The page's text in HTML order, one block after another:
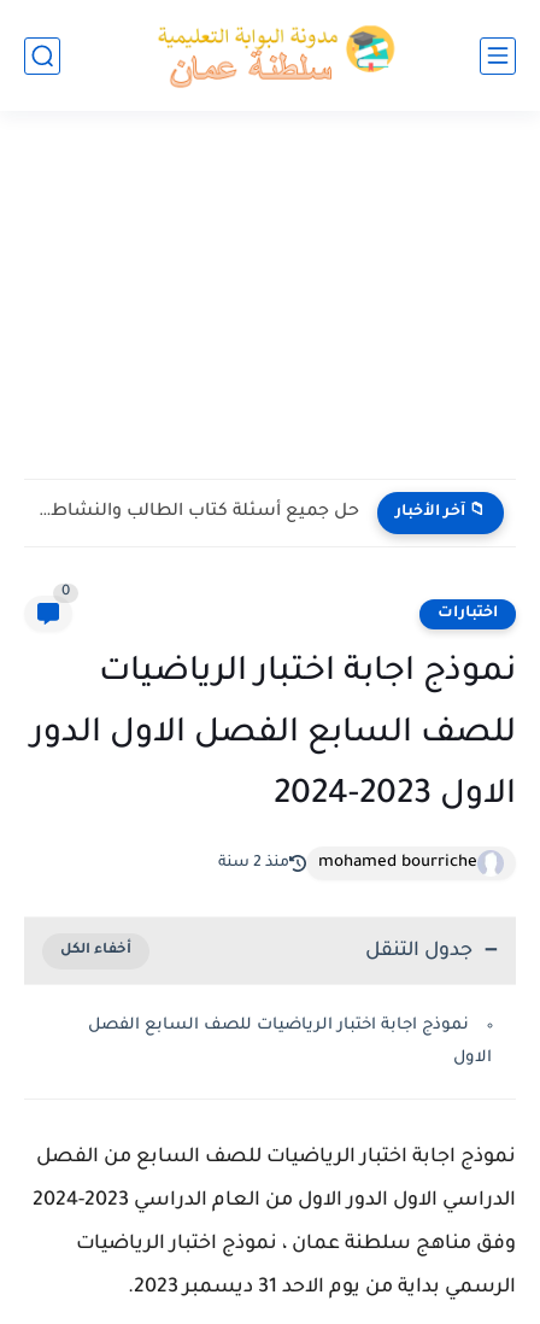
📁 آخر الأخبار حل جميع أسئلة كتاب الطالب والنشاط في الاحياء للصف العاشر...
اختبارات
0
نموذج اجابة اختبار الرياضيات
للصف السابع الفصل الاول الدور
الاول 2023-2024
mohamed bourriche منذ 2 سنة
جدول التنقل
نموذج اجابة اختبار الرياضيات للصف السابع الفصل
الاول
نموذج اجابة اختبار الرياضيات للصف السابع من الفصل
الدراسي الاول الدور الاول من العام الدراسي 2023-2024
وفق مناهج سلطنة عمان ، نموذج اختبار الرياضيات
الرسمي بداية من يوم الاحد 31 ديسمبر 2023.